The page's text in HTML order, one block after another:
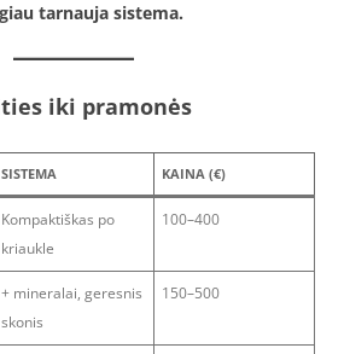
tarnauja sistema.
iki pramonės
SISTEMA KAINA (€)
Kompaktiškas po
kriaukle
100–400
+ mineralai, geresnis
skonis
150–500